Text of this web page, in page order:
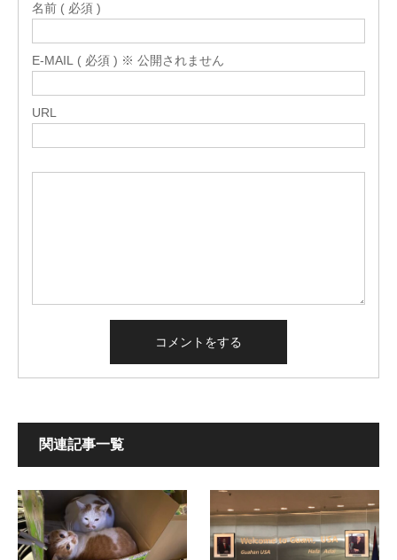
名前 ( 必須 )
E-MAIL ( 必須 ) ※ 公開されません
URL
関連記事一覧